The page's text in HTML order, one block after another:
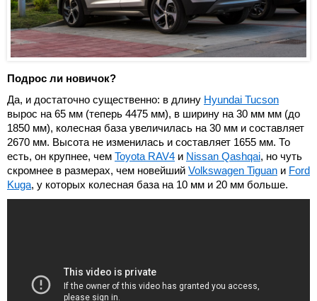
Подрос ли новичок?
Да, и достаточно существенно: в длину Hyundai Tucson
вырос на 65 мм (теперь 4475 мм), в ширину на 30 мм мм (до
1850 мм), колесная база увеличилась на 30 мм и составляет
2670 мм. Высота не изменилась и составляет 1655 мм. То
есть, он крупнее, чем Toyota RAV4 и Nissan Qashqai, но чуть
скромнее в размерах, чем новейший Volkswagen Tiguan и Ford
Kuga, у которых колесная база на 10 мм и 20 мм больше.